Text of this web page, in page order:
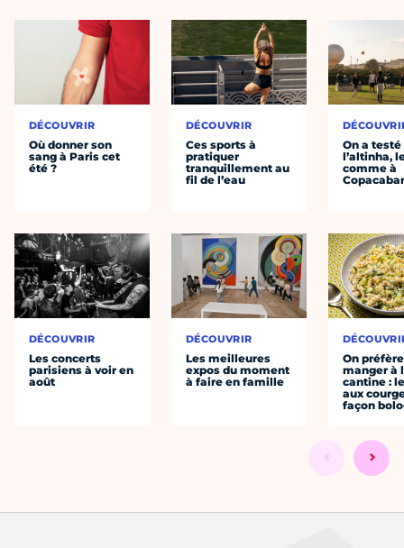
DÉCOUVRIR
Où donner son
sang à Paris cet
été ?
DÉCOUVRIR
Les concerts
parisiens à voir en
août
DÉCOUVRIR
Ces sports à
pratiquer
tranquillement au
fil de l’eau
DÉCOUVRIR
Les meilleures
expos du moment
à faire en famille
On a testé
l’altinha,
comme à
On préfère
manger à
cantine :
aux
façon